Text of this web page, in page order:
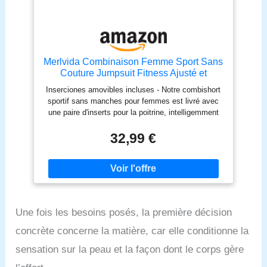
Merlvida Combinaison Femme Sport Sans
Couture Jumpsuit Fitness Ajusté et
Élastique Skinny Une Pièce Tenue
Sportive Sexy Gym Survêtement Pour
Sports Yoga Jogging
Inserciones amovibles incluses - Notre combishort
sportif sans manches pour femmes est livré avec
une paire d'inserts pour la poitrine, intelligemment
par vous-même si vous souhaitez les porter pour un
soutien supplémentaire et un effet 3D unique, ou les
retirer pour un confort plus léger et naturel. Design
séduisant - Merlvida Combinaison pour femme,
élégante avec une coupe sans manches, un tissu
au corps, le design moulé met en valeur les
courbes féminines et le décolleté carré profond
trouve l'équilibre parfait entre sensualité et
élégance. Cette combinaison unique vous permettra
32,99 €
Une fois les besoins posés, la première décision
concrète concerne la matière, car elle conditionne la
sensation sur la peau et la façon dont le corps gère